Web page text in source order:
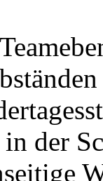
der